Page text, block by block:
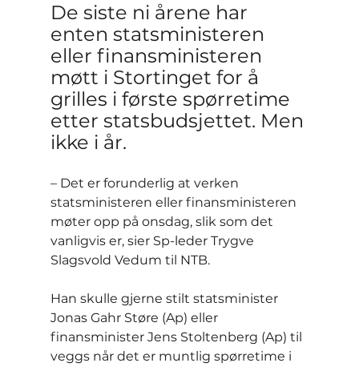
De siste ni årene har
enten statsministeren
eller finansministeren
møtt i Stortinget for å
grilles i første spørretime
etter statsbudsjettet. Men
ikke i år.
– Det er forunderlig at verken
statsministeren eller finansministeren
møter opp på onsdag, slik som det
vanligvis er, sier Sp-leder Trygve
Slagsvold Vedum til NTB.
Han skulle gjerne stilt statsminister
Jonas Gahr Støre (Ap) eller
finansminister Jens Stoltenberg (Ap) til
veggs når det er muntlig spørretime i